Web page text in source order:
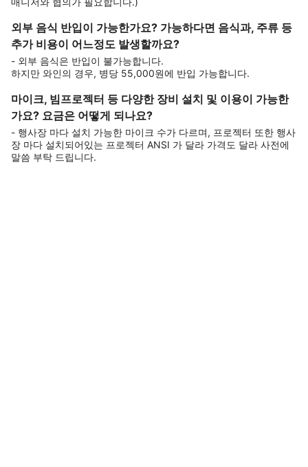
외부 음식 반입이 가능한가요? 가능하다면 음식과, 주류 등
추가 비용이 어느정도 발생할까요?
- 외부 음식은 반입이 불가능합니다.
하지만 와인의 경우, 병당 55,000원에 반입 가능합니다.
마이크, 빔프로젝터 등 다양한 장비 설치 및 이용이 가능한
가요? 요금은 어떻게 되나요?
- 행사장 마다 설치 가능한 마이크 수가 다르며, 프로젝터 또한 행사
장 마다 설치되어있는 프로젝터 ANSI 가 달라 가격도 달라 사전에
말씀 부탁 드립니다.